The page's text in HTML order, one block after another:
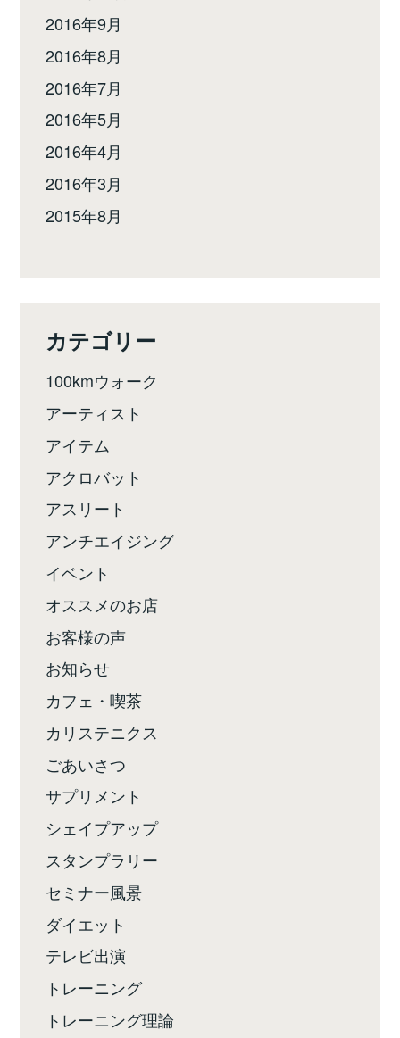
2016年9月
2016年8月
2016年7月
2016年5月
2016年4月
2016年3月
2015年8月
カテゴリー
100kmウォーク
アーティスト
アイテム
アクロバット
アスリート
アンチエイジング
イベント
オススメのお店
お客様の声
お知らせ
カフェ・喫茶
カリステニクス
ごあいさつ
サプリメント
シェイプアップ
スタンプラリー
セミナー風景
ダイエット
テレビ出演
トレーニング
トレーニング理論